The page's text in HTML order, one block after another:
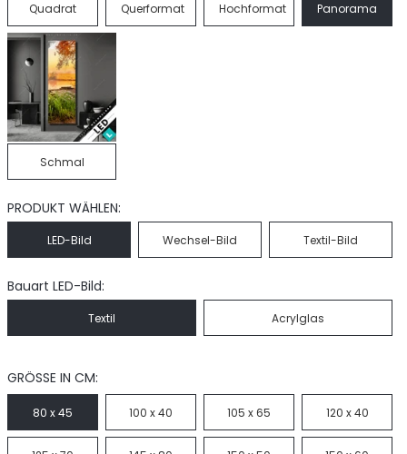
Quadrat Querformat Hochformat Panorama
Schmal
PRODUKT WÄHLEN:
LED-Bild Wechsel-Bild Textil-Bild
Bauart LED-Bild:
Textil Acrylglas
GRÖSSE IN CM:
80 x 45 100 x 40 105 x 65 120 x 40